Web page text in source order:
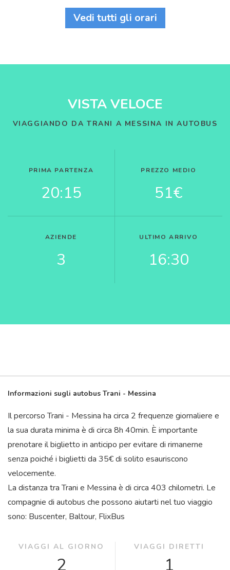
Vedi tutti gli orari
VISTA VELOCE
VIAGGIANDO DA TRANI A MESSINA IN AUTOBUS
PRIMA PARTENZA
20:15
PREZZO MEDIO
51€
AZIENDE
3
ULTIMO ARRIVO
16:30
Informazioni sugli autobus Trani - Messina
Il percorso Trani - Messina ha circa 2 frequenze giornaliere e
la sua durata minima è di circa 8h 40min. È importante
prenotare il biglietto in anticipo per evitare di rimanerne
senza poiché i biglietti da 35€ di solito esauriscono
velocemente.
La distanza tra Trani e Messina è di circa 403 chilometri. Le
compagnie di autobus che possono aiutarti nel tuo viaggio
sono: Buscenter, Baltour, FlixBus
VIAGGI AL GIORNO
2
VIAGGI DIRETTI
1